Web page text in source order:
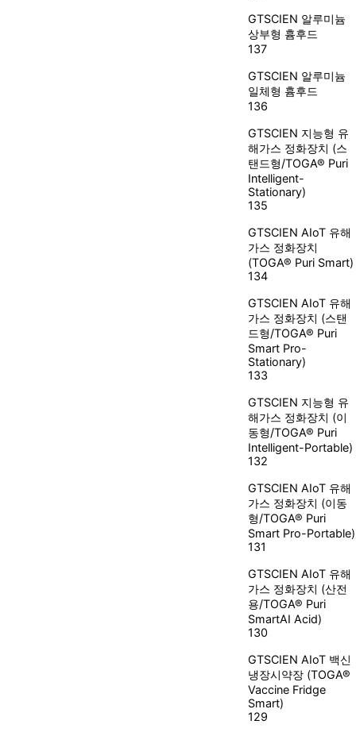
GTSCIEN 알루미늄
상부형 흄후드
137
GTSCIEN 알루미늄
일체형 흄후드
136
GTSCIEN 지능형 유
해가스 정화장치 (스
탠드형/TOGA® Puri
Intelligent-
Stationary)
135
GTSCIEN AIoT 유해
가스 정화장치
(TOGA® Puri Smart)
134
GTSCIEN AIoT 유해
가스 정화장치 (스탠
드형/TOGA® Puri
Smart Pro-
Stationary)
133
GTSCIEN 지능형 유
해가스 정화장치 (이
동형/TOGA® Puri
Intelligent-Portable)
132
GTSCIEN AIoT 유해
가스 정화장치 (이동
형/TOGA® Puri
Smart Pro-Portable)
131
GTSCIEN AIoT 유해
가스 정화장치 (산전
용/TOGA® Puri
SmartAI Acid)
130
GTSCIEN AIoT 백신
냉장시약장 (TOGA®
Vaccine Fridge
Smart)
129